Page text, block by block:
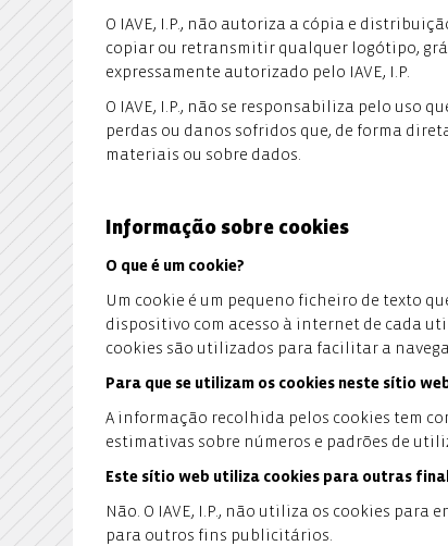
O IAVE, I.P., não autoriza a cópia e
copiar ou retransmitir qualquer logótipo,
expressamente autorizado pelo IAVE, I.P.
O IAVE, I.P., não se responsabiliza pelo uso
perdas ou danos sofridos que, de forma
materiais ou sobre dados.
Informação sobre cookies
O que é um cookie?
Um cookie é um pequeno ficheiro de texto
dispositivo com acesso à internet de cada
cookies são utilizados para facilitar a
Para que se utilizam os cookies neste sítio
A informação recolhida pelos cookies tem
estimativas sobre números e padrões de
Este sítio web utiliza cookies para outras
Não. O IAVE, I.P., não utiliza os cookies
para outros fins publicitários.